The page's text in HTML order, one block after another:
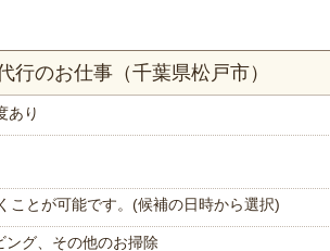
のお仕事（千葉県松戸市）
あり
ことが可能です。(候補の日時から選択)
ング、その他のお掃除